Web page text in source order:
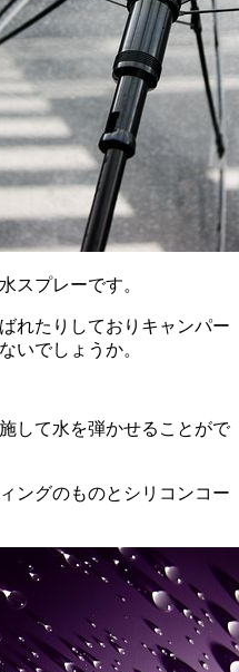
スプレーです。
れたりしておりキャンパー
いでしょうか。
して水を弾かせることがで
ングのものとシリコンコー